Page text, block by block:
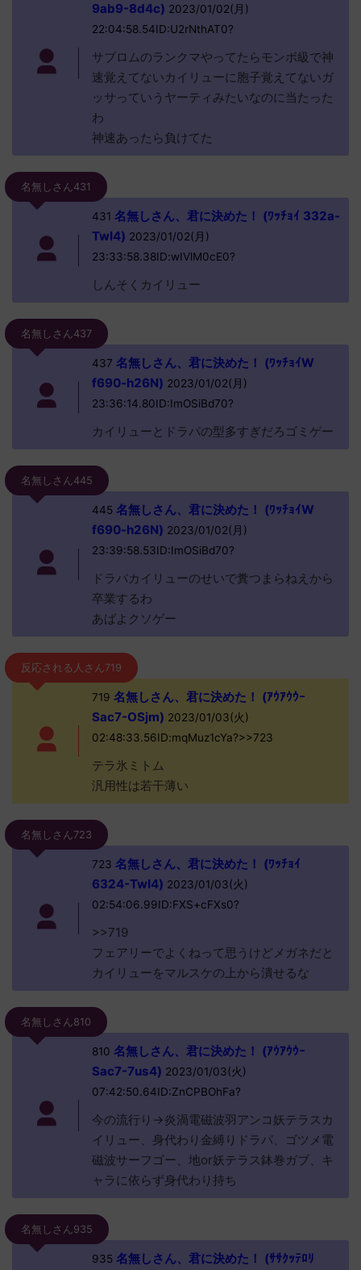
9ab9-8d4c) 2023/01/02(月)
22:04:58.54ID:U2rNthAT0?
サブロムのランクマやってたらモンボ級で神
速覚えてないカイリューに胞子覚えてないガ
ッサっていうヤーティみたいなのに当たった
わ
神速あったら負けてた
名無しさん431
431 名無しさん、君に決めた！ (ﾜｯﾁｮｲ 332a-
TwI4) 2023/01/02(月)
23:33:58.38ID:wIVlM0cE0?
しんそくカイリュー
名無しさん437
437 名無しさん、君に決めた！ (ﾜｯﾁｮｲW
f690-h26N) 2023/01/02(月)
23:36:14.80ID:ImOSiBd70?
カイリューとドラパの型多すぎだろゴミゲー
名無しさん445
445名無しさん、君に決めた！ (ﾜｯﾁｮｲW
f690-h26N) 2023/01/02(月)
23:39:58.53ID:ImOSiBd70?
ドラパカイリューのせいで糞つまらねえから
卒業するわ
あばよクソゲー
反応される人さん719
719 名無しさん、君に決めた！ (ｱｳｱｳｳｰ
Sac7-OSjm) 2023/01/03(火)
02:48:33.56ID:mqMuz1cYa?>>723
テラ氷ミトム
汎用性は若干薄い
名無しさん723
723 名無しさん、君に決めた！ (ﾜｯﾁｮｲ
6324-TwI4) 2023/01/03(火)
02:54:06.99ID:FXS+cFXs0?
>>719
フェアリーでよくねって思うけどメガネだと
カイリューをマルスケの上から潰せるな
名無しさん810
810 名無しさん、君に決めた！ (ｱｳｱｳｳｰ
Sac7-7us4) 2023/01/03(火)
07:42:50.64ID:ZnCPBOhFa?
今の流行り→炎渦電磁波羽アンコ妖テラスカ
イリュー、身代わり金縛りドラパ、ゴツメ電
磁波サーフゴー、地or妖テラス鉢巻ガブ、キ
ャラに依らず身代わり持ち
名無しさん935
935名無しさん、君に決めた！ (ｻｻｸｯﾃﾛﾘ